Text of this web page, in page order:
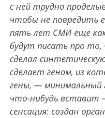
с ней трудно
чтобы не повредить
пять лет СМИ еще
будут писать про
сделал
сделает геном, из
гены, — минимальный
что-нибудь вставит
сенсация: создан